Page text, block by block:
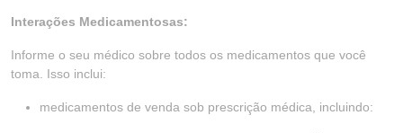
Interações Medicamentosas:
Informe o seu médico sobre todos os medicamentos que você
toma. Isso inclui:
medicamentos de venda sob prescrição médica, incluindo: